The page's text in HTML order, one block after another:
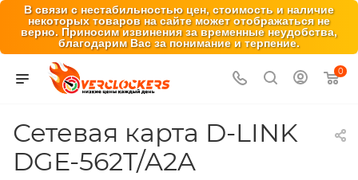
В связи с нестабильностью цен, стоимость и наличие
некоторых товаров на сайте может отображаться не
верно. Приносим извинения за временные неудобства,
благодарим Вас за понимание и терпение.
0
Сетевая карта D-LINK
DGE-562T/A2A